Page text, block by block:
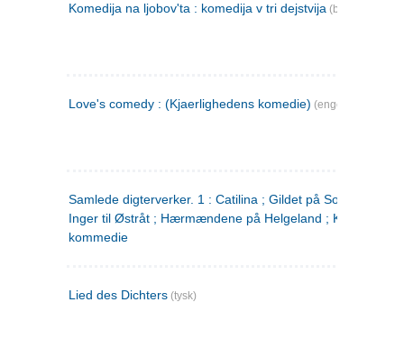
Komedija na ljobov'ta : komedija v tri dejstvija (bulgarsk)
Love's comedy : (Kjaerlighedens komedie) (engelsk)
Samlede digterverker. 1 : Catilina ; Gildet på Solhaug ; Fru
Inger til Østråt ; Hærmændene på Helgeland ;
kommedie
Lied des Dichters (tysk)